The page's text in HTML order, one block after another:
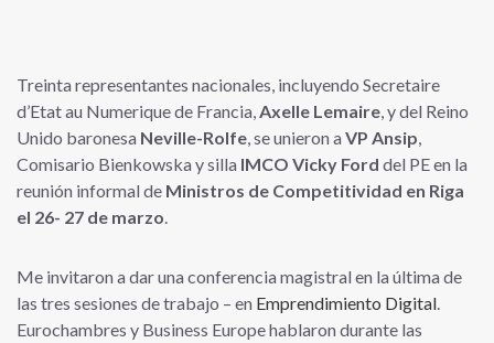
Treinta representantes nacionales, incluyendo Secretaire
d’Etat au Numerique de Francia,Axelle Lemaire, y del Reino
Unido baronesa Neville-Rolfe, se unieron a VP Ansip,
Comisario Bienkowska y silla IMCO Vicky Ford del PE en la
reunión informal de Ministros de Competitividad en Riga
el 26- 27 de marzo.
Me invitaron a dar una conferencia magistral en la última de
las tres sesiones de trabajo – en Emprendimiento Digital.
Eurochambres y Business Europe hablaron durante las